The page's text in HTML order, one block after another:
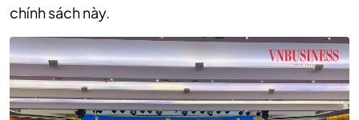
chính sách này.